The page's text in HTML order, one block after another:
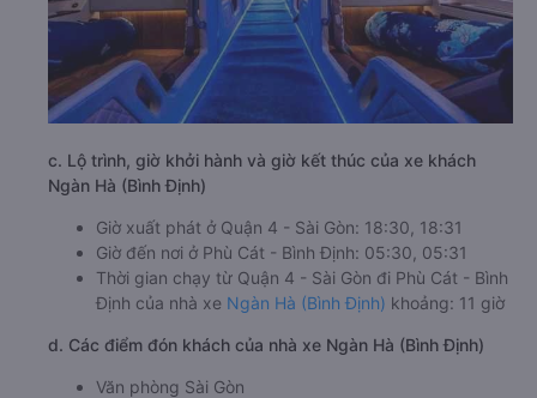
c. Lộ trình, giờ khởi hành và giờ kết thúc của xe khách
Ngàn Hà (Bình Định)
Giờ xuất phát ở Quận 4 - Sài Gòn: 18:30, 18:31
Giờ đến nơi ở Phù Cát - Bình Định: 05:30, 05:31
Thời gian chạy từ Quận 4 - Sài Gòn đi Phù Cát - Bình
Định của nhà xe Ngàn Hà (Bình Định) khoảng: 11 giờ
d. Các điểm đón khách của nhà xe Ngàn Hà (Bình Định)
Văn phòng Sài Gòn